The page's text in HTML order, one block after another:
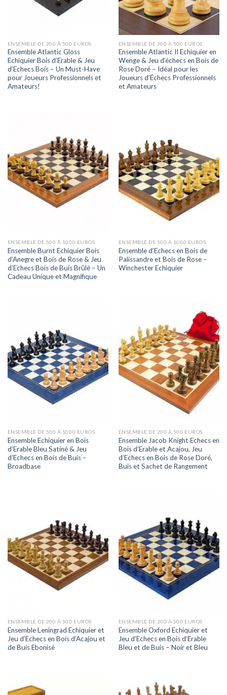
ENSEMBLE DE 200 À 500 EUROS
Ensemble Atlantic Gloss
Echiquier Bois d’Erable & Jeu
d’Echecs Bois – Un Must-Have
pour Joueurs Professionnels et
Amateurs!
ENSEMBLE DE 200 À 500 EUROS
Ensemble Atlantic II Echiquier en
Wenge & Jeu d’échecs en Bois de
Rose Doré – Idéal pour les
Joueurs d’Échecs Professionnels
et Amateurs
ENSEMBLE DE 500 À 1000 EUROS
Ensemble Burnt Echiquier Bois
d’Anegre et Bois de Rose & Jeu
d’Echecs Bois de Buis Brûlé – Un
Cadeau Unique et Magnifique
ENSEMBLE DE 500 À 1000 EUROS
Ensemble d’Echecs en Bois de
Palissandre et Bois de Rose –
Winchester Echiquier
ENSEMBLE DE 500 À 1000 EUROS
Ensemble Echiquier en Bois
d’Erable Bleu Satiné & Jeu
d’Echecs en Bois de Buis –
Broadbase
ENSEMBLE DE 200 À 500 EUROS
Ensemble Jacob Knight Echecs en
Bois d’Erable et Acajou, Jeu
d’Echecs en Bois de Rose Doré,
Buis et Sachet de Rangement
ENSEMBLE DE 200 À 500 EUROS
Ensemble Leningrad Echiquier et
Jeu d’Echecs en Bois d’Acajou et
de Buis Ebonisé
ENSEMBLE DE 200 À 500 EUROS
Ensemble Oxford Echiquier et
Jeu d’Echecs en Bois d’Erable
Bleu et de Buis – Noir et Bleu